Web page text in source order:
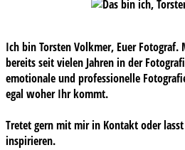
Ich bin Torsten Volkmer, Euer
bereits seit vielen Jahren in der
emotionale und professionelle
egal woher Ihr kommt.
Tretet gern mit mir in Kontakt oder
inspirieren.